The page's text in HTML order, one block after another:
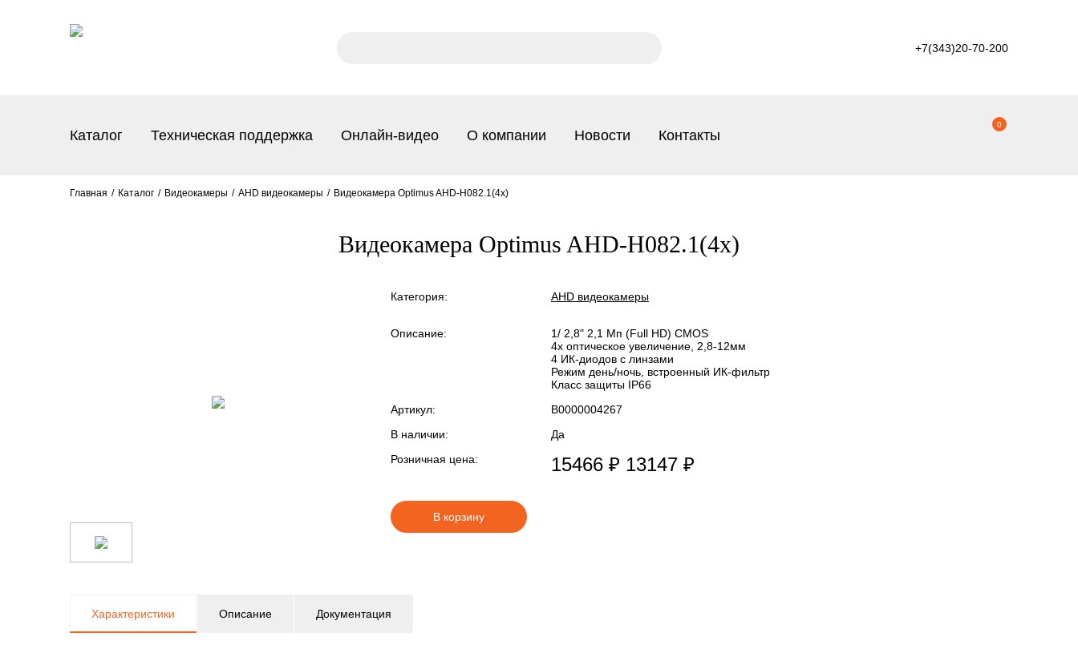
+7(343)20-70-200
Каталог Техническая поддержка Онлайн-видео О компании Новости Контакты
0
Главная Каталог Видеокамеры AHD видеокамеры Видеокамера Optimus AHD-H082.1(4x)
Видеокамера Optimus AHD-H082.1(4x)
Категория: AHD видеокамеры
Описание:
1/ 2,8" 2,1 Мп (Full HD) CMOS
4х оптическое увеличение, 2,8-12мм
4 ИК-диодов с линзами
Режим день/ночь, встроенный ИК-фильтр
Класс защиты IР66
Артикул:
В0000004267
В наличии:
Да
Розничная цена:
15466 ₽ 13147 ₽
В корзину
Характеристики Описание Документация